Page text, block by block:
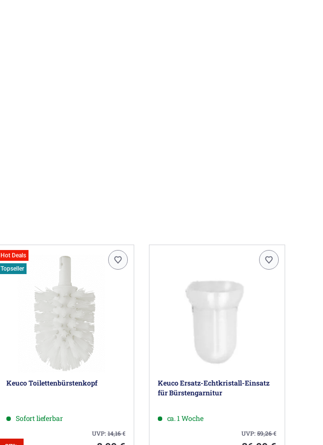
Hot Deals
Topseller
Keuco Toilettenbürstenkopf
Sofort lieferbar
UVP:14,16€
Keuco Ersatz-Echtkristall-Einsatz
für Bürstengarnitur
ca. 1 Woche
UVP:59,26€